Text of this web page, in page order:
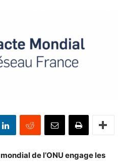
mondialde l’ONU engage les